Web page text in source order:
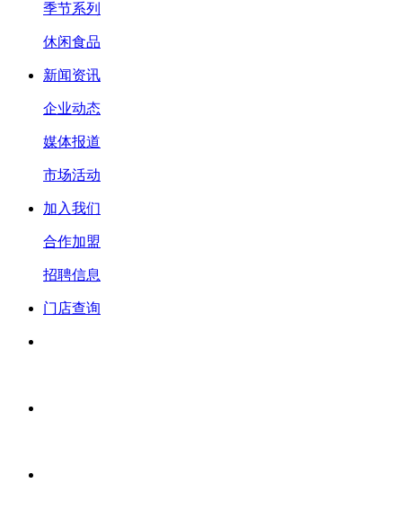
季节系列
休闲食品
新闻资讯
企业动态
媒体报道
市场活动
加入我们
合作加盟
招聘信息
门店查询